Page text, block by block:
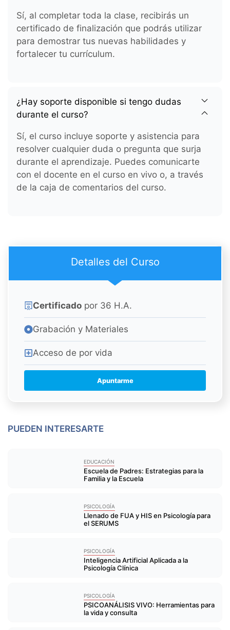
Sí, al completar toda la clase, recibirás un
certificado de finalización que podrás utilizar
para demostrar tus nuevas habilidades y
fortalecer tu currículum.
¿Hay soporte disponible si tengo dudas
durante el curso?
Sí, el curso incluye soporte y asistencia para
resolver cualquier duda o pregunta que surja
durante el aprendizaje. Puedes comunicarte
con el docente en el curso en vivo o, a través
de la caja de comentarios del curso.
Detalles del Curso
Certificado por 36 H.A.
Grabación y Materiales
Acceso de por vida
Apuntarme
PUEDEN INTERESARTE
EDUCACIÓN
Escuela de Padres: Estrategias para la
Familia y la Escuela
PSICOLOGÍA
Llenado de FUA y HIS en Psicología para
el SERUMS
PSICOLOGÍA
Inteligencia Artificial Aplicada a la
Psicología Clínica
PSICOLOGÍA
PSICOANÁLISIS VIVO: Herramientas para
la vida y consulta